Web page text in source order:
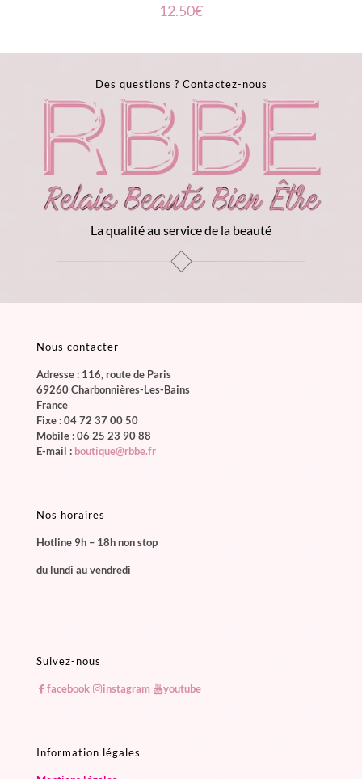
12.50€
Des questions ? Contactez-nous
La qualité au service de la beauté
Nous contacter
Adresse : 116, route de Paris
69260 Charbonnières-Les-Bains
France
Fixe :04 72 37 00 50
Mobile :06 25 23 90 88
E-mail : boutique@rbbe.fr
Nos horaires
Hotline 9h – 18h non stop
du lundi au vendredi
Suivez-nous
facebook instagram youtube
Information légales